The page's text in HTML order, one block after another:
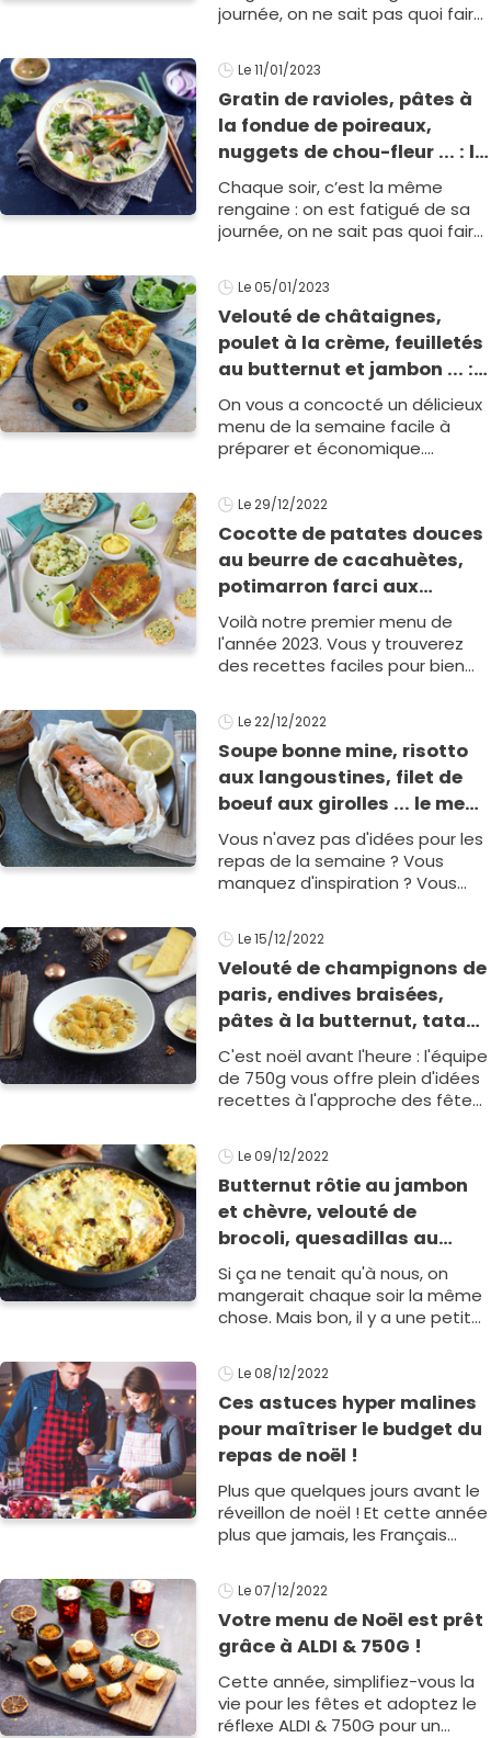
journée, on ne sait pas quoi faire
les bras que l'on ne veut pas
gaspille1
Le 11/01/2023
Gratin de ravioles, pâtes à
la fondue de poireaux,
nuggets de chou-fleur ... : le
menu de la semaine du 16
au 20 janvier 2023
Chaque soir, c’est la même
rengaine : on est fatigué de sa
journée, on ne sait pas quoi faire
les bras que l'on ne veut pas
gaspille1
Le 05/01/2023
Velouté de châtaignes,
poulet à la crème, feuilletés
au butternut et jambon ... :
le menu de la semaine du 9
au 13 janvier 2023
On vous a concocté un délicieux
menu de la semaine facile à
préparer et économique.
régaler à moindre coût et sans
pas1Le 29/12/2022
Cocotte de patates douces
au beurre de cacahuètes,
potimarron farci aux
châtaignes, carbonnade
flamande : votre menu de la
semaine du 2 janvier 2023
Voilà notre premier menu de
l'année 2023. Vous y trouverez
des recettes faciles pour bien
recettes familiales de la
semaine du 2 janvier 2023, vous
tr1
Le 22/12/2022
Soupe bonne mine, risotto
aux langoustines, filet de
boeuf aux girolles ... le menu
de la semaine du 26 au 30
décembre 2022
Vous n'avez pas d'idées pour les
repas de la semaine ? Vous
manquez d'inspiration ? Vous
saison, mais avez peur
d'exploser le budget courses ?
Face1
Le 15/12/2022
Velouté de champignons de
paris, endives braisées,
pâtes à la butternut, tataki
de magret de canard,
gnocchi au potiron : le menu
de la semaine du 19 au 23
C'est noël avant l'heure : l'équipe
de 750g vous offre plein d'idées
recettes à l'approche des fêtes
plats festifs, équili1
Le 09/12/2022
Butternut rôtie au jambon
et chèvre, velouté de
brocoli, quesadillas au
poulet, croziflette au
chorizospaghetti cacio e
pepe : le menu de la
décembre
Si ça ne tenait qu'à nous, on
mangerait chaque soir la même
chose. Mais bon, il y a une petite
équilibré et de saison, en faisant
la part1
Le 08/12/2022
Ces astuces hyper malines
pour maîtriser le budget du
repas de noël !
Plus que quelques jours avant le
réveillon de noël ! Et cette année
plus que jamais, les Français
la décoration, votre tenue de
f&ec1Le 07/12/2022
Votre menu de Noël est prêt
grâce à ALDI & 750G !
Cette année, simplifiez-vous la
vie pour les fêtes et adoptez le
réflexe ALDI & 750G pour un